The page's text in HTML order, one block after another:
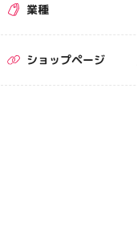
業種
ショップページ